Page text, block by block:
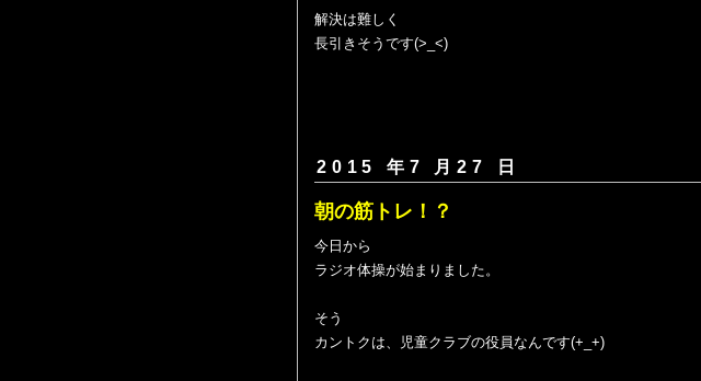
解決は難しく
長引きそうです(>_<)
2015 年7 月27 日
朝の筋トレ！？
今日から
ラジオ体操が始まりました。
そう
カントクは、児童クラブの役員なんです(+_+)